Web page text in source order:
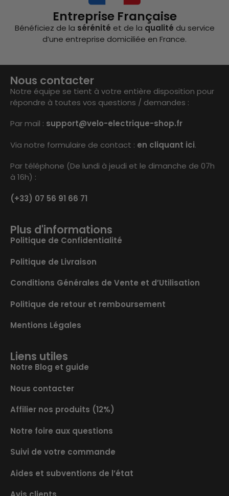
Entreprise Française
Bénéficiez de la sérénité et de la qualité du service
d’une entreprise domiciliée en France.
Nous contacter
Notre équipe se tient à votre entière disposition pour
répondre à toutes vos questions / demandes :
Par mail : support@velo-electrique-shop.fr
Via notre formulaire de contact : en cliquant ici.
Par téléphone (De lundi à jeudi et le dimanche de 07h
à 16h) :
(+33) 07 56 91 66 71
Plus d'informations
Politique de Confidentialité
Politique de Livraison
Conditions Générales de Vente et d’Utilisation
Politique de retour et remboursement
Mentions Légales
Liens utiles
Notre Blog et guide
Nous contacter
Affilier nos produits (12%)
Notre foire aux questions
Suivi de votre commande
Aides et subventions de l’état